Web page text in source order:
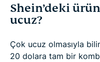
Shein’deki
ucuz?
Çok ucuz olmasıyla
20 dolara tam bir